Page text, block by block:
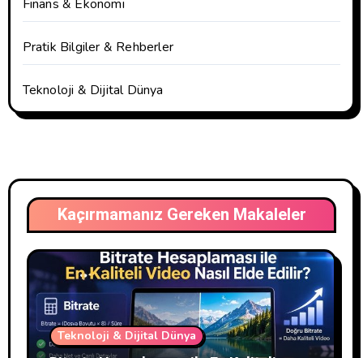
Finans & Ekonomi
Pratik Bilgiler & Rehberler
Teknoloji & Dijital Dünya
Kaçırmamanız Gereken Makaleler
Teknoloji & Dijital Dünya